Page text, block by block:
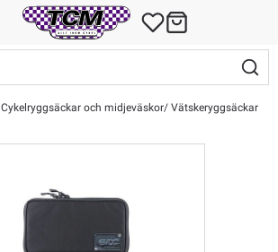
Cykelryggsäckar och midjeväskor Vätskeryggsäckar